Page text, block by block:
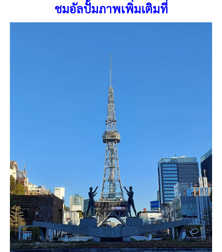
ชมอัลปั้มภาพเพิ่มเติมที่